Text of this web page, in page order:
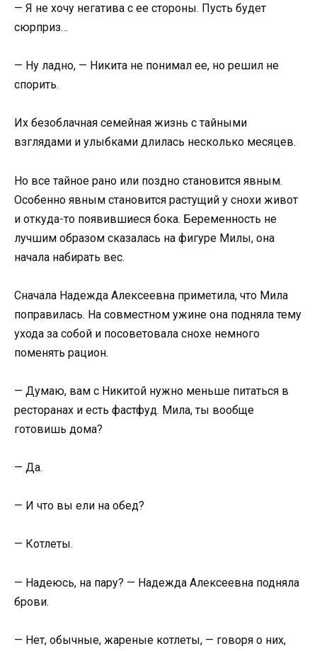
— Я не хочу негатива с ее стороны. Пусть будет
сюрприз…
— Ну ладно, — Никита не понимал ее, но решил не
спорить.
Их безоблачная семейная жизнь с тайными
взглядами и улыбками длилась несколько месяцев.
Но все тайное рано или поздно становится явным.
Особенно явным становится растущий у снохи живот
и откуда-то появившиеся бока. Беременность не
лучшим образом сказалась на фигуре Милы, она
начала набирать вес.
Сначала Надежда Алексеевна приметила, что Мила
поправилась. На совместном ужине она подняла тему
ухода за собой и посоветовала снохе немного
поменять рацион.
— Думаю, вам с Никитой нужно меньше питаться в
ресторанах и есть фастфуд. Мила, ты вообще
готовишь дома?
— Да.
— И что вы ели на обед?
— Котлеты.
— Надеюсь, на пару? — Надежда Алексеевна подняла
брови.
— Нет, обычные, жареные котлеты, — говоря о них,